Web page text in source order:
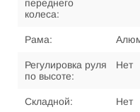
переднего
колеса:
Рама:
Регулировка руля
по высоте:
Нет
Складной: Нет